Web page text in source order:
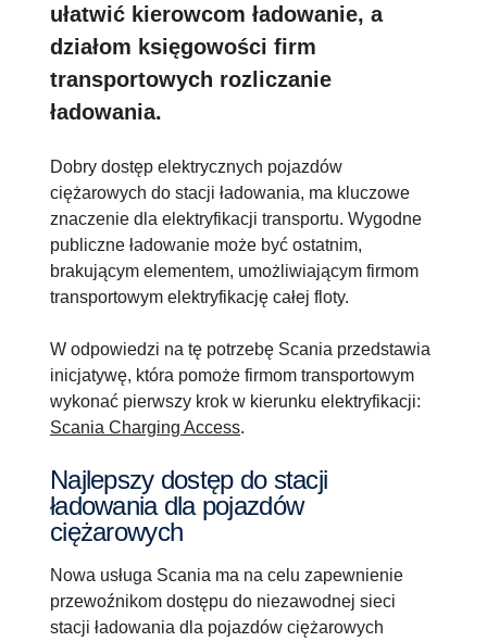
ułatwić kierowcom ładowanie, a
działom księgowości firm
transportowych rozliczanie
ładowania.
Dobry dostęp elektrycznych pojazdów
ciężarowych do stacji ładowania, ma kluczowe
znaczenie dla elektryfikacji transportu. Wygodne
publiczne ładowanie może być ostatnim,
brakującym elementem, umożliwiającym firmom
transportowym elektryfikację całej floty.
W odpowiedzi na tę potrzebę Scania przedstawia
inicjatywę, która pomoże firmom transportowym
wykonać pierwszy krok w kierunku elektryfikacji:
Scania Charging Access.
Najlepszy dostęp do stacji
ładowania dla pojazdów
ciężarowych
Nowa usługa Scania ma na celu zapewnienie
przewoźnikom dostępu do niezawodnej sieci
stacji ładowania dla pojazdów ciężarowych